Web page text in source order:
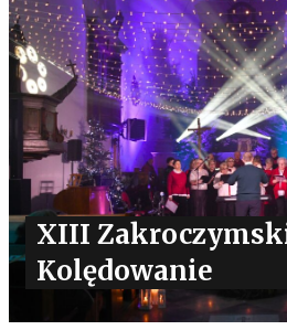
XIII
Kolędowanie